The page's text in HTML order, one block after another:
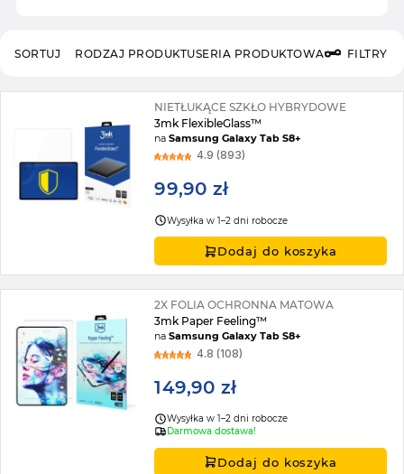
RODZAJ PRODUKTUSERIA PRODUKTOWA FILTRY
SORTUJ
NIETŁUKĄCE SZKŁO HYBRYDOWE
3mk FlexibleGlass™
naSamsung Galaxy Tab S8+
4.9 (893)
99,90 zł
Wysyłka w 1–2 dni robocze
Dodaj do koszyka
2X FOLIA OCHRONNA MATOWA
3mk Paper Feeling™
naSamsung Galaxy Tab S8+
4.8 (108)
149,90 zł
Wysyłka w 1–2 dni robocze
Darmowa dostawa!
Dodaj do koszyka